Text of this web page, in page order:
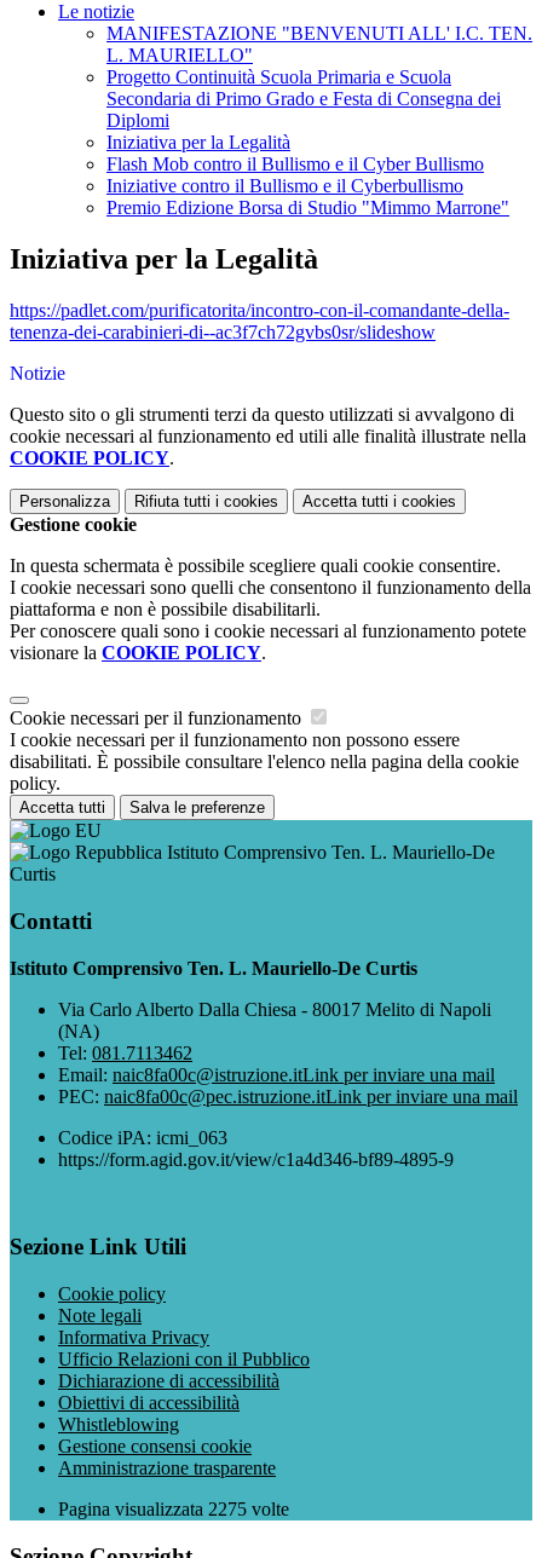
Le notizie
MANIFESTAZIONE "BENVENUTI ALL' I.C. TEN.
L. MAURIELLO"
Progetto Continuità Scuola Primaria e Scuola
Secondaria di Primo Grado e Festa di Consegna dei
Diplomi
Iniziativa per la Legalità
Flash Mob contro il Bullismo e il Cyber Bullismo
Iniziative contro il Bullismo e il Cyberbullismo
Premio Edizione Borsa di Studio "Mimmo Marrone"
Iniziativa per la Legalità
https://padlet.com/purificatorita/incontro-con-il-comandante-della-
tenenza-dei-carabinieri-di--ac3f7ch72gvbs0sr/slideshow
Notizie
Questo sito o gli strumenti terzi da questo utilizzati si avvalgono di
cookie necessari al funzionamento ed utili alle finalità illustrate nella
COOKIE POLICY.
Personalizza Rifiuta tutti i cookies Accetta tutti i cookies
Gestione cookie
In questa schermata è possibile scegliere quali cookie consentire.
I cookie necessari sono quelli che consentono il funzionamento della
piattaforma e non è possibile disabilitarli.
Per conoscere quali sono i cookie necessari al funzionamento potete
visionare la COOKIE POLICY.
Cookie necessari per il funzionamento
I cookie necessari per il funzionamento non possono essere
disabilitati. È possibile consultare l'elenco nella pagina della cookie
policy.
Accetta tutti Salva le preferenze
Istituto Comprensivo Ten. L. Mauriello-De
Curtis
Contatti
Istituto Comprensivo Ten. L. Mauriello-De Curtis
Via Carlo Alberto Dalla Chiesa - 80017 Melito di Napoli
(NA)
Tel: 081.7113462
Email: naic8fa00c@istruzione.itLink per inviare una mail
PEC: naic8fa00c@pec.istruzione.itLink per inviare una mail
Codice iPA: icmi_063
https://form.agid.gov.it/view/c1a4d346-bf89-4895-9
Sezione Link Utili
Cookie policy
Note legali
Informativa Privacy
Ufficio Relazioni con il Pubblico
Dichiarazione di accessibilità
Obiettivi di accessibilità
Whistleblowing
Gestione consensi cookie
Amministrazione trasparente
Pagina visualizzata 2275 volte